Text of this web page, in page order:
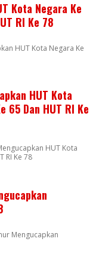
Kota Negara Ke
RI Ke 78
HUT Kota Negara Ke
HUT Kota
65 Dan HUT RI Ke
HUT Kota
RI Ke 78
Mengucapkan